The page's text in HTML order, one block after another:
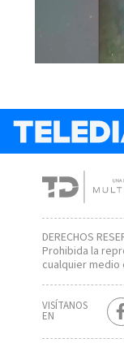
DERECHOS
Prohibida la
cualquier
VISÍTANOS
EN